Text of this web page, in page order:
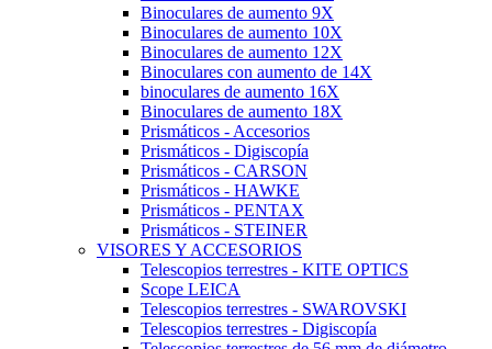
Binoculares de aumento 9X
Binoculares de aumento 10X
Binoculares de aumento 12X
Binoculares con aumento de 14X
binoculares de aumento 16X
Binoculares de aumento 18X
Prismáticos - Accesorios
Prismáticos - Digiscopía
Prismáticos - CARSON
Prismáticos - HAWKE
Prismáticos - PENTAX
Prismáticos - STEINER
VISORES Y ACCESORIOS
Telescopios terrestres - KITE OPTICS
Scope LEICA
Telescopios terrestres - SWAROVSKI
Telescopios terrestres - Digiscopía